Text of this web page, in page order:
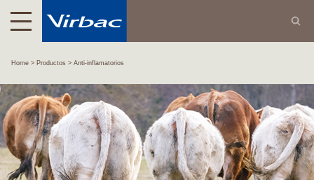
Home Productos Anti-inflamatorios